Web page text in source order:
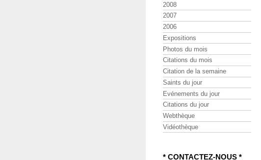
2008
2007
2006
Expositions
Photos du mois
Citations du mois
Citation de la semaine
Saints du jour
Evénements du jour
Citations du jour
Webthèque
Vidéothèque
* CONTACTEZ-NOUS *